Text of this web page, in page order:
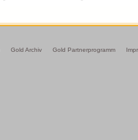
Gold Archiv Gold Partnerprogramm